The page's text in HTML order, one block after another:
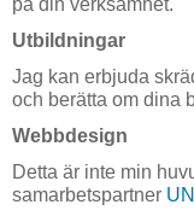
Utbildningar
Jag kan erbjuda
och berätta om dina
Webbdesign
Detta är inte min
samarbetspartner